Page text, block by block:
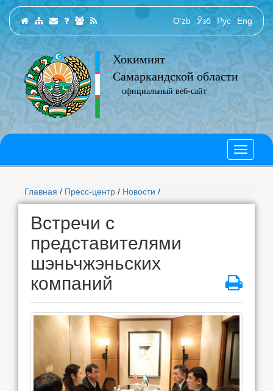
O‘zb Ўзб Рус Eng
Хокимият
Самаркандской области
официальный веб-сайт
Главная / Пресс-центр / Новости /
Встречи с
представителями
шэньчжэньских
компаний